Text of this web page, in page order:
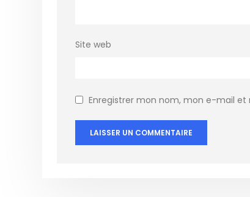
Site web
Enregistrer mon nom, mon e-mail